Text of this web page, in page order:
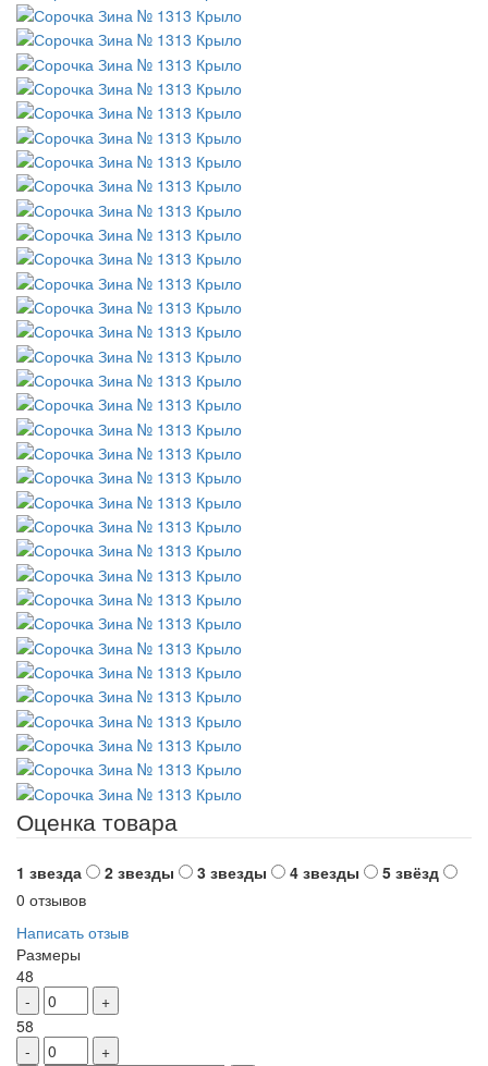
Оценка товара
1 звезда 2 звезды 3 звезды 4 звезды
5 звёзд
0 отзывов
Написать отзыв
Размеры
48
-
+
58
-
+